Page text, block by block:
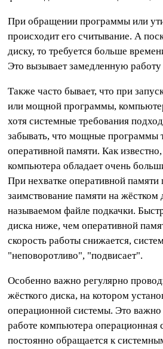
При обращении программы или
происходит его считывание. А
диску, то требуется больше
Это вызывает замедленную
Также часто бывает, что при
или мощной программы,
хотя системные требования
забывать, что мощные программы
оперативной памяти. Как
компьютера обладает очень
При нехватке оперативной памяти
заимствование памяти на жёстком
называемом файле подкачки.
диска ниже, чем оперативной
скорость работы снижается,
"неповоротливо", "подвисает".
Особенно важно регулярно
жёсткого диска, на котором
операционной системы. Это
работе компьютера операционная
постоянно обращается к